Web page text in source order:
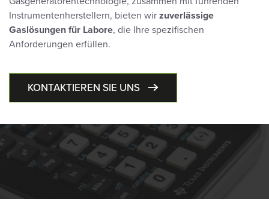
Instrumentenherstellern, bieten wir zuverlässige
Gaslösungen für Labore, die Ihre spezifischen
Anforderungen erfüllen.
KONTAKTIEREN SIE UNS